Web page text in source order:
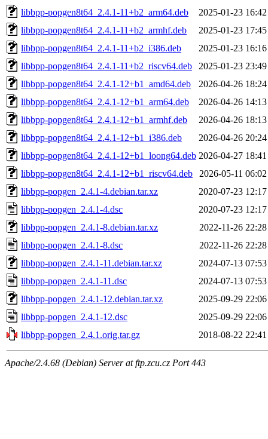
libbpp-popgen8t64_2.4.1-11+b2_arm64.deb
2025-01-23 16:42
libbpp-popgen8t64_2.4.1-11+b2_armhf.deb
2025-01-23 17:45
libbpp-popgen8t64_2.4.1-11+b2_i386.deb
2025-01-23 16:16
libbpp-popgen8t64_2.4.1-11+b2_riscv64.deb
2025-01-23 23:49
libbpp-popgen8t64_2.4.1-12+b1_amd64.deb
2026-04-26 18:24
libbpp-popgen8t64_2.4.1-12+b1_arm64.deb
2026-04-26 14:13
libbpp-popgen8t64_2.4.1-12+b1_armhf.deb
2026-04-26 18:13
libbpp-popgen8t64_2.4.1-12+b1_i386.deb
2026-04-26 20:24
libbpp-popgen8t64_2.4.1-12+b1_loong64.deb 2026-04-27 18:41
libbpp-popgen8t64_2.4.1-12+b1_riscv64.deb
2026-05-11 06:02
libbpp-popgen_2.4.1-4.debian.tar.xz
2020-07-23 12:17
libbpp-popgen_2.4.1-4.dsc
2020-07-23 12:17
libbpp-popgen_2.4.1-8.debian.tar.xz
2022-11-26 22:28
libbpp-popgen_2.4.1-8.dsc
2022-11-26 22:28
libbpp-popgen_2.4.1-11.debian.tar.xz
2024-07-13 07:53
libbpp-popgen_2.4.1-11.dsc
2024-07-13 07:53
libbpp-popgen_2.4.1-12.debian.tar.xz
2025-09-29 22:06
libbpp-popgen_2.4.1-12.dsc
2025-09-29 22:06
libbpp-popgen_2.4.1.orig.tar.gz
2018-08-22 22:41
Apache/2.4.68 (Debian) Server at ftp.zcu.cz Port 443